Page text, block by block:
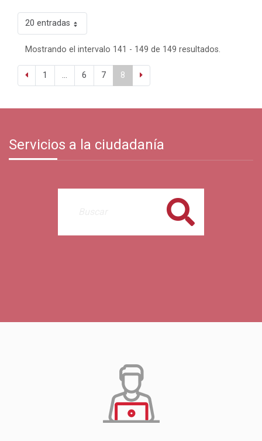
20 entradas
Mostrando el intervalo 141 - 149 de 149 resultados.
1 ... 6 7 8
Servicios a la ciudadanía
Buscar